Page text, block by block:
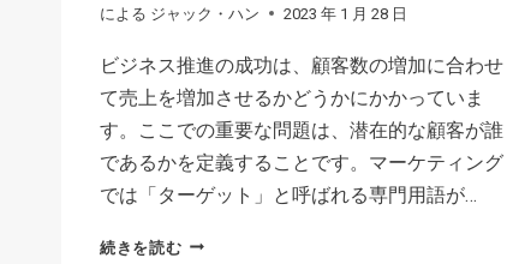
による ジャック・ハン 2023 年 1 月 28 日
ビジネス推進の成功は、顧客数の増加に合わせ
て売上を増加させるかどうかにかかっていま
す。ここでの重要な問題は、潜在的な顧客が誰
であるかを定義することです。マーケティング
では「ターゲット」と呼ばれる専門用語が…
続きを読む対